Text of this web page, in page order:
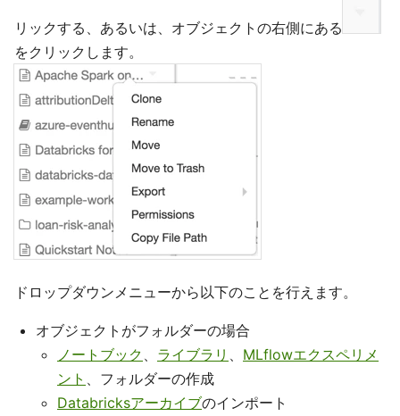
リックする、あるいは、オブジェクトの右側にある
をクリックします。
ドロップダウンメニューから以下のことを行えます。
オブジェクトがフォルダーの場合
ノートブック
ライブラリ
MLflowエクスペリメ
ント
、フォルダーの作成
Databricksアーカイブのインポート